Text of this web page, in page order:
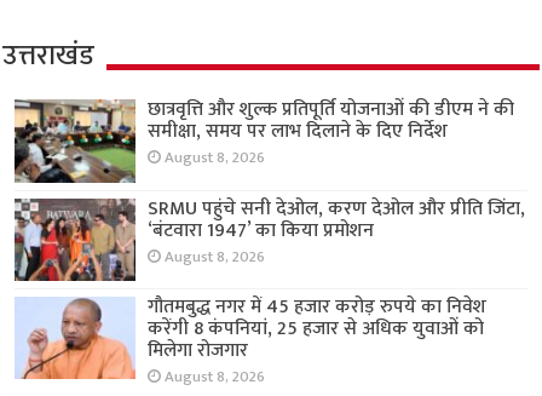
उत्तराखंड
छात्रवृत्ति और शुल्क प्रतिपूर्ति योजनाओं की डीएम ने की
समीक्षा, समय पर लाभ दिलाने के दिए निर्देश
August 8, 2026
SRMU पहुंचे सनी देओल, करण देओल और प्रीति जिंटा,
‘बंटवारा 1947’ का किया प्रमोशन
August 8, 2026
गौतमबुद्ध नगर में 45 हजार करोड़ रुपये का निवेश
करेंगी 8 कंपनियां, 25 हजार से अधिक युवाओं को
मिलेगा रोजगार
August 8, 2026